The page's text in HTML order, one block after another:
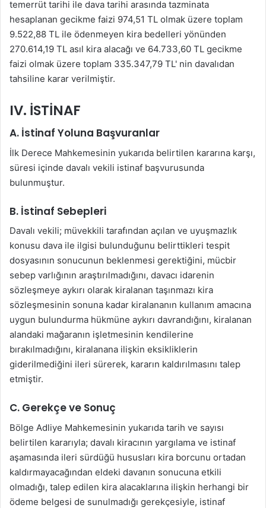
temerrüt tarihi ile dava tarihi arasında tazminata
hesaplanan gecikme faizi 974,51 TL olmak üzere toplam
9.522,88 TL ile ödenmeyen kira bedelleri yönünden
270.614,19 TL asıl kira alacağı ve 64.733,60 TL gecikme
faizi olmak üzere toplam 335.347,79 TL' nin davalıdan
tahsiline karar verilmiştir.
IV. İSTİNAF
A. İstinaf Yoluna Başvuranlar
İlk Derece Mahkemesinin yukarıda belirtilen kararına karşı,
süresi içinde davalı vekili istinaf başvurusunda
bulunmuştur.
B. İstinaf Sebepleri
Davalı vekili; müvekkili tarafından açılan ve uyuşmazlık
konusu dava ile ilgisi bulunduğunu belirttikleri tespit
dosyasının sonucunun beklenmesi gerektiğini, mücbir
sebep varlığının araştırılmadığını, davacı idarenin
sözleşmeye aykırı olarak kiralanan taşınmazı kira
sözleşmesinin sonuna kadar kiralananın kullanım amacına
uygun bulundurma hükmüne aykırı davrandığını, kiralanan
alandaki mağaranın işletmesinin kendilerine
bırakılmadığını, kiralanana ilişkin eksikliklerin
giderilmediğini ileri sürerek, kararın kaldırılmasını talep
etmiştir.
C. Gerekçe ve Sonuç
Bölge Adliye Mahkemesinin yukarıda tarih ve sayısı
belirtilen kararıyla; davalı kiracının yargılama ve istinaf
aşamasında ileri sürdüğü hususları kira borcunu ortadan
kaldırmayacağından eldeki davanın sonucuna etkili
olmadığı, talep edilen kira alacaklarına ilişkin herhangi bir
ödeme belgesi de sunulmadığı gerekçesiyle, istinaf